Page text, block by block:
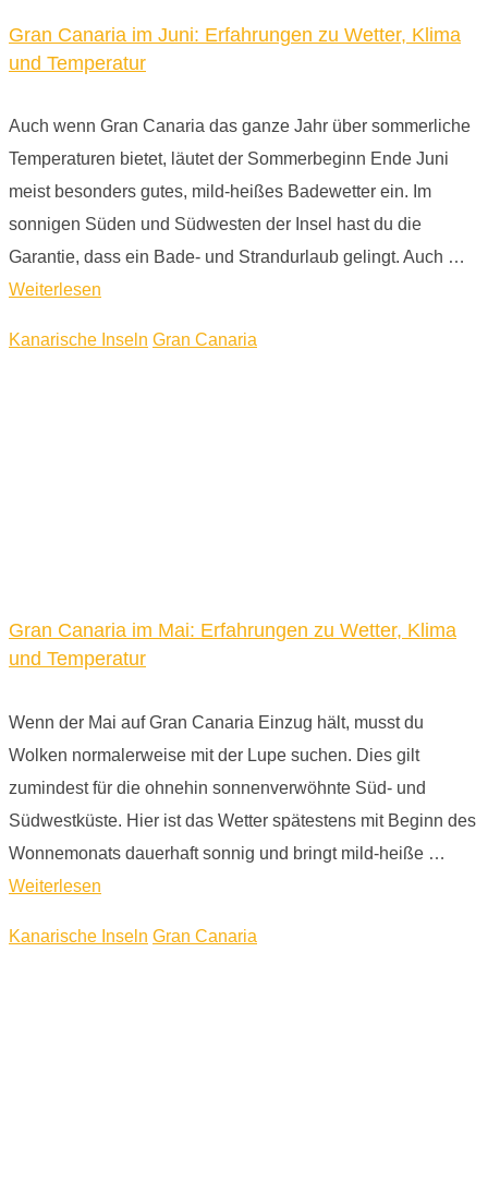
Gran Canaria im Juni: Erfahrungen zu Wetter, Klima
und Temperatur
Auch wenn Gran Canaria das ganze Jahr über sommerliche
Temperaturen bietet, läutet der Sommerbeginn Ende Juni
meist besonders gutes, mild-heißes Badewetter ein. Im
sonnigen Süden und Südwesten der Insel hast du die
Garantie, dass ein Bade- und Strandurlaub gelingt. Auch …
Weiterlesen
Kanarische Inseln Gran Canaria
Gran Canaria im Mai: Erfahrungen zu Wetter, Klima
und Temperatur
Wenn der Mai auf Gran Canaria Einzug hält, musst du
Wolken normalerweise mit der Lupe suchen. Dies gilt
zumindest für die ohnehin sonnenverwöhnte Süd- und
Südwestküste. Hier ist das Wetter spätestens mit Beginn des
Wonnemonats dauerhaft sonnig und bringt mild-heiße …
Weiterlesen
Kanarische Inseln Gran Canaria